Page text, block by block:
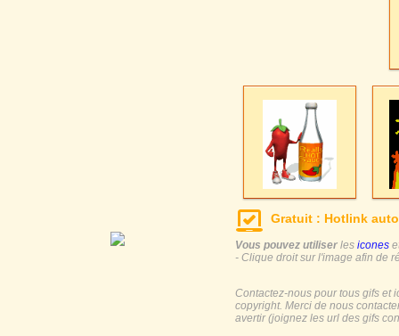
Gratuit : Hotlink
Vous pouvez utiliser les icones
- Clique droit sur l'image afin de
Contactez-nous pour tous gifs et
copyright. Merci de nous
avertir (joignez les url des gifs